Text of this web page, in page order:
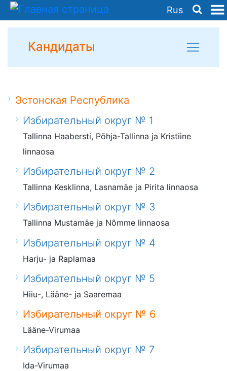
Rus
Кандидаты
Эстонская Республика
Избирательный округ № 1
Tallinna Haabersti, Põhja-Tallinna ja Kristiine
linnaosa
Избирательный округ № 2
Tallinna Kesklinna, Lasnamäe ja Pirita linnaosa
Избирательный округ № 3
Tallinna Mustamäe ja Nõmme linnaosa
Избирательный округ № 4
Harju- ja Raplamaa
Избирательный округ № 5
Hiiu-, Lääne- ja Saaremaa
Избирательный округ № 6
Lääne-Virumaa
Избирательный округ № 7
Ida-Virumaa